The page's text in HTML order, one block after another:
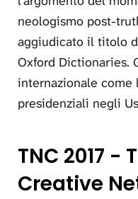
neologismo post-
aggiudicato il titolo
Oxford Dictionaries.
internazionale
presidenziali negli
TNC 2017 -
Creative